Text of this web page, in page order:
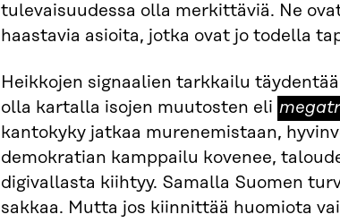
signaalit
tulevaisuudessa olla merkittäviä. Ne
haastavia asioita, jotka ovat jo todella
Heikkojen signaalien tarkkailu
olla kartalla isojen muutosten eli
kantokyky jatkaa murenemistaan,
demokratian kamppailu kovenee,
digivallasta kiihtyy. Samalla Suomen
sakkaa. Mutta jos kiinnittää huomiota